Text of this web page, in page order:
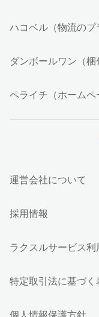
ハコベル（物流のプ
ダンボールワン（梱
ペライチ（ホームペ
運営会社について
採用情報
ラクスルサービス利
特定取引法に基づく